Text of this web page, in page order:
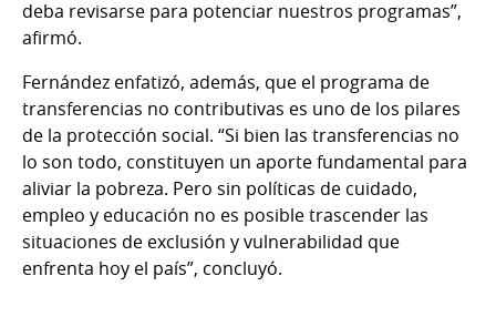
deba revisarse para potenciar nuestros programas”,
afirmó.
Fernández enfatizó, además, que el programa de
transferencias no contributivas es uno de los pilares
de la protección social. “Si bien las transferencias no
lo son todo, constituyen un aporte fundamental para
aliviar la pobreza. Pero sin políticas de cuidado,
empleo y educación no es posible trascender las
situaciones de exclusión y vulnerabilidad que
enfrenta hoy el país”, concluyó.